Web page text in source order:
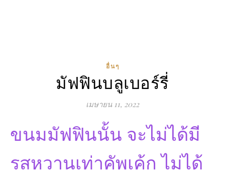
อื่นๆ
มัฟฟินบลูเบอร์รี่
เมษายน 11, 2022
ขนมมัฟฟินนั้น จะไม่ได้มี
รสหวานเท่าคัพเค้ก ไม่ได้